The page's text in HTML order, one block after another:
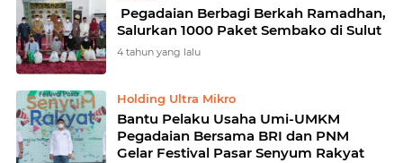
Pegadaian Berbagi Berkah Ramadhan,
Salurkan 1000 Paket Sembako di Sulut
4 tahun yang lalu
Holding Ultra Mikro
Bantu Pelaku Usaha Umi-UMKM
Pegadaian Bersama BRI dan PNM
Gelar Festival Pasar Senyum Rakyat